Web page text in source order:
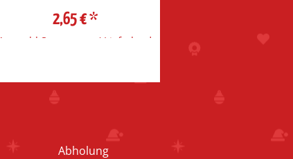
2,65 €*
Auswahl Steuerzone / Lieferland Auswahl Steuerzone /
Abholung